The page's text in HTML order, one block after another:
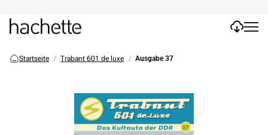
Startseite Trabant 601 de luxe Ausgabe 37